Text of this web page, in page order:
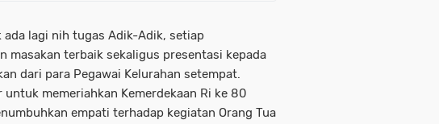
ada lagi nih tugas Adik-Adik, setiap
masakan terbaik sekaligus presentasi kepada
dari para Pegawai Kelurahan setempat.
memeriahkan Kemerdekaan Ri ke 80
empati terhadap kegiatan Orang Tua